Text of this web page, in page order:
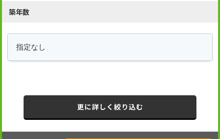
築年数
更に詳しく絞り込む